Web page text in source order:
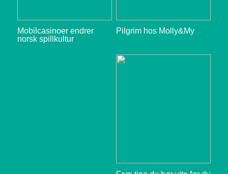
Mobilcasinoer endrer
norsk spillkultur
Pilgrim hos Molly&My